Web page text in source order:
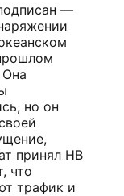
—
Она
но он
принял HB
что
трафик и